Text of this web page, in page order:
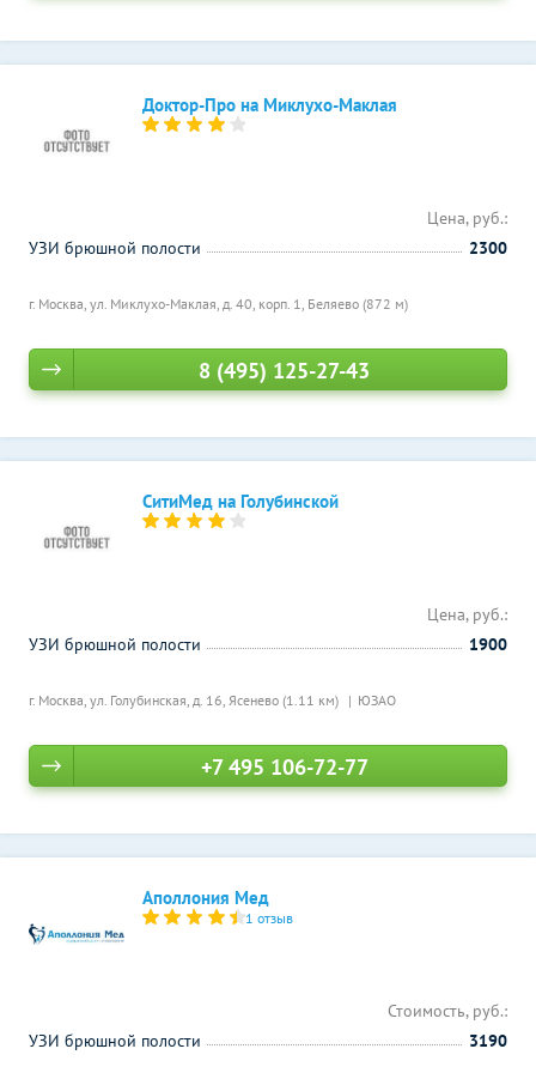
Доктор-Про на Миклухо-Маклая
г. Москва, ул. Миклухо-Маклая, д. 40, корп. 1, Беляево (872 м)
Цена, руб.:
УЗИ брюшной полости
2300
8 (495) 125-27-43
СитиМед на Голубинской
г. Москва, ул. Голубинская, д. 16, Ясенево (1.11 км) ЮЗАО
Цена, руб.:
УЗИ брюшной полости
1900
+7 495 106-72-77
Аполлония Мед
1 отзыв
Стоимость, руб.:
УЗИ брюшной полости
3190